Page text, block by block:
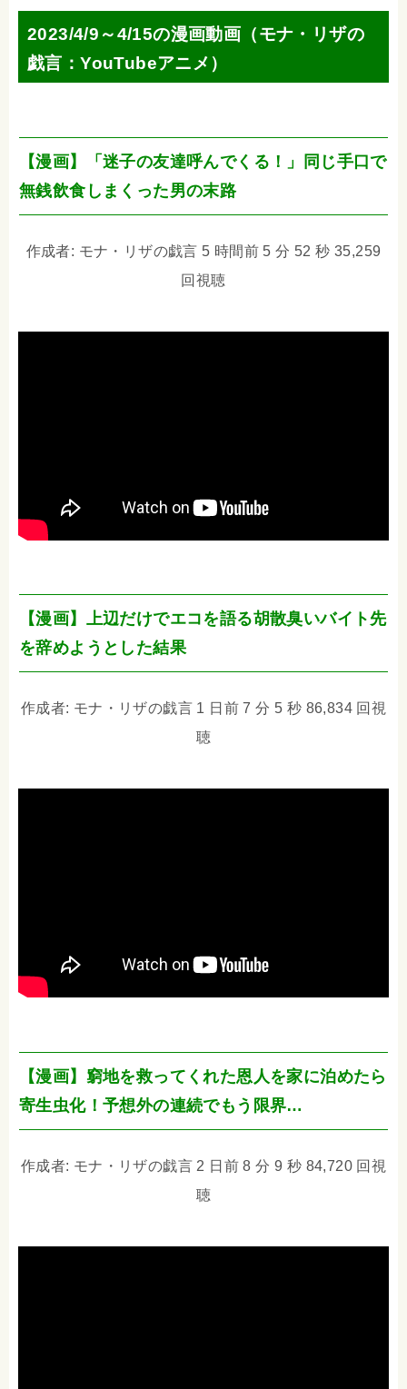
2023/4/9～4/15の漫画動画（モナ・リザの
戯言：YouTubeアニメ）
【漫画】「迷子の友達呼んでくる！」同じ手口で
無銭飲食しまくった男の末路
作成者: モナ・リザの戯言 5 時間前 5 分 52 秒 35,259
回視聴
【漫画】上辺だけでエコを語る胡散臭いバイト先
を辞めようとした結果
作成者: モナ・リザの戯言 1 日前 7 分 5 秒 86,834 回視
聴
【漫画】窮地を救ってくれた恩人を家に泊めたら
寄生虫化！予想外の連続でもう限界…
作成者: モナ・リザの戯言 2 日前 8 分 9 秒 84,720 回視
聴